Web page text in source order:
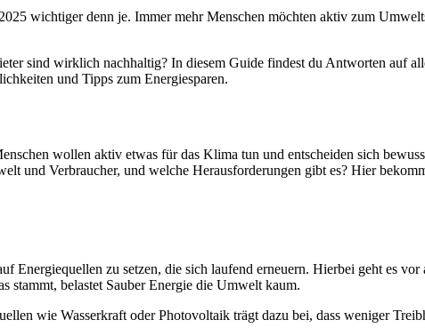
wichtiger denn je. Immer mehr Menschen möchten aktiv zum
sind wirklich nachhaltig? In diesem Guide findest du Antworten auf
und Tipps zum Energiesparen.
wollen aktiv etwas für das Klima tun und entscheiden sich
und Verbraucher, und welche Herausforderungen gibt es? Hier
Energiequellen zu setzen, die sich laufend erneuern. Hierbei geht es
stammt, belastet Sauber Energie die Umwelt kaum.
wie Wasserkraft oder Photovoltaik trägt dazu bei, dass weniger